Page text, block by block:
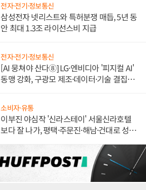
전자·전기·정보통신
삼성전자 넷리스트와 특허분쟁 매듭, 5년 동
안 최대 1.3조 라이선스비 지급
전자·전기·정보통신
[AI 뭉쳐야 산다⑧] LG·엔비디아 '피지컬 AI'
동맹 강화, 구광모 제조·데이터·기술 결집
소비자·유통
이부진 야심작 '신라스테이' 서울신라호텔
보다 잘 나가, 평택·주문진·해남·건대로 성